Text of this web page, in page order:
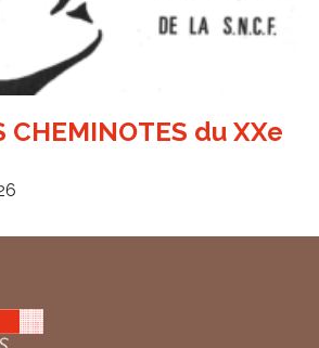
CHEMINOTES du XXe